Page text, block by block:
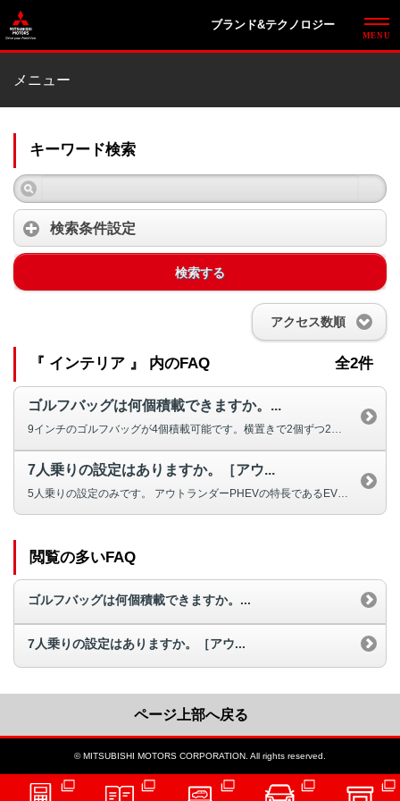
ブランド&テクノロジー
メニュー
キーワード検索
検索条件設定
検索する
アクセス数順
『 インテリア 』 内のFAQ 全2件
ゴルフバッグは何個積載できますか。...
7人乗りの設定はありますか。［アウ...
5人乗りの設定のみです。 アウトランダーPHEVの特長であるEV航続距離...
閲覧の多いFAQ
ゴルフバッグは何個積載できますか。...
7人乗りの設定はありますか。［アウ...
ページ上部へ戻る
© MITSUBISHI MOTORS CORPORATION. All rights reserved.